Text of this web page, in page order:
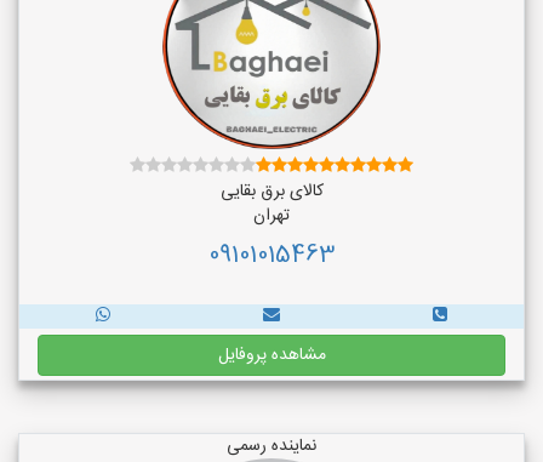
کالای برق بقایی
تهران
09101015463
مشاهده پروفایل
نماینده رسمی